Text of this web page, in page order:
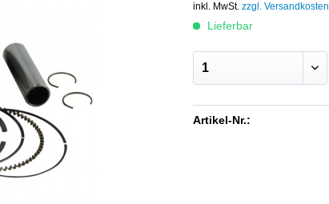
inkl. MwSt.zzgl. Versandkosten
Lieferbar
Artikel-Nr.: